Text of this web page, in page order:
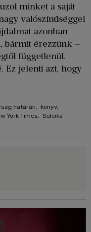
minket a saját
valószínűséggel
azonban
bármit érezzünk –
függetlenül.
Ez jelenti azt, hogy
határán, könyv,
York Times, Suleika